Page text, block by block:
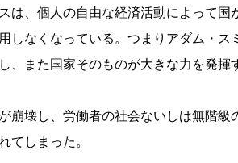
は、個人の自由な経済活動によって
しなくなっている。つまりアダム・
、また国家そのものが大きな力を発揮
崩壊し、労働者の社会ないしは無階
てしまった。